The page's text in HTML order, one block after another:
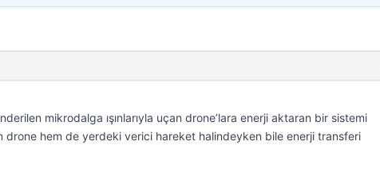
mikrodalga ışınlarıyla uçan drone’lara enerji aktaran bir sistemi
drone hem de yerdeki verici hareket halindeyken bile enerji transferi